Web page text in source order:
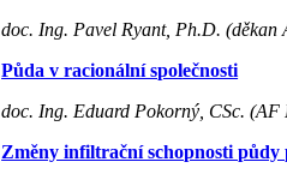
doc. Ing. Pavel Ryant, Ph.D.
Půda v racionální společnosti
doc. Ing. Eduard Pokorný, CSc.
Změny infiltrační schopnosti půdy